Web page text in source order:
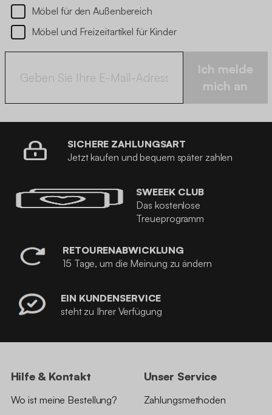
Möbel für den Außenbereich
Möbel und Freizeitartikel für Kinder
Ich melde
mich an
SICHERE ZAHLUNGSART
Jetzt kaufen und bequem später zahlen
SWEEEK CLUB
Das kostenlose
Treueprogramm
RETOURENABWICKLUNG
15 Tage, um die Meinung zu ändern
EIN KUNDENSERVICE
steht zu Ihrer Verfügung
Hilfe & Kontakt
Wo ist meine Bestellung?
Unser Service
Zahlungsmethoden